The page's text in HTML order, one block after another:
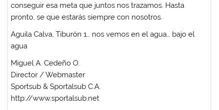
conseguir esa meta que juntos nos trazamos. Hasta
pronto, se que estarás siempre con nosotros.
Aguila Calva, Tiburón 1… nos vemos en el agua… bajo el
agua
Miguel A. Cedeño O.
Director / Webmaster
Sportsub & Sportalsub C.A.
http://www.sportalsub.net